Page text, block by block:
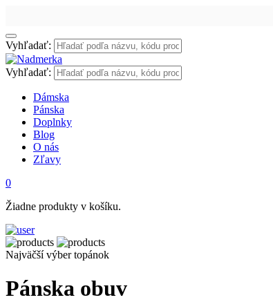
Vyhľadať:
Vyhľadať:
Dámska
Pánska
Doplnky
Blog
O nás
Zľavy
0
Žiadne produkty v košíku.
Najväčší výber topánok
Pánska obuv